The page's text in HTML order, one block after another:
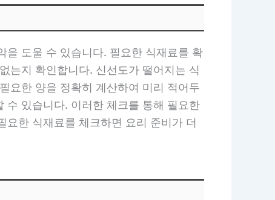
을 도울 수 있습니다. 필요한 식재료를 확
는지 확인합니다. 신선도가 떨어지는 식
요한 양을 정확히 계산하여 미리 적어두
수 있습니다. 이러한 체크를 통해 필요한
한 식재료를 체크하면 요리 준비가 더